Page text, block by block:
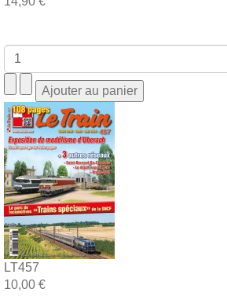
LT457
10,00 €